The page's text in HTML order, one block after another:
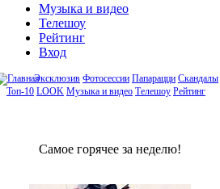
Музыка и видео
Телешоу
Рейтинг
Вход
Эксклюзив Фотосессии Папарацци Скандалы
Топ-10 LOOK Музыка и видео Телешоу Рейтинг
Сaмое гoрячее за неделю!